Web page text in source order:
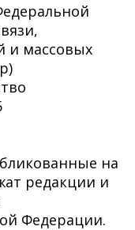
и массовых
на
редакции и
Федерации.